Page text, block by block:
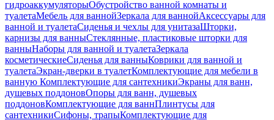
гидроаккумуляторыОбустройство ванной комнаты и
туалетаМебель для ваннойЗеркала для ваннойАксессуары для
ванной и туалетаСиденья и чехлы для унитазаШторки,
карнизы для ванныСтеклянные, пластиковые шторки для
ванныНаборы для ванной и туалетаЗеркала
косметическиеСиденья для ванныКоврики для ванной и
туалетаЭкран-дверки в туалетКомплектующие для мебели в
ванную Комплектующие для сантехникиЭкраны для ванн,
душевых поддоновОпоры для ванн, душевых
поддоновКомплектующие для ваннПлинтусы для
сантехникиСифоны, трапыКомплектующие для